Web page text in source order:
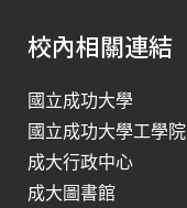
校內相關連結
國立成功大學
國立成功大學工學院
成大行政中心
成大圖書館